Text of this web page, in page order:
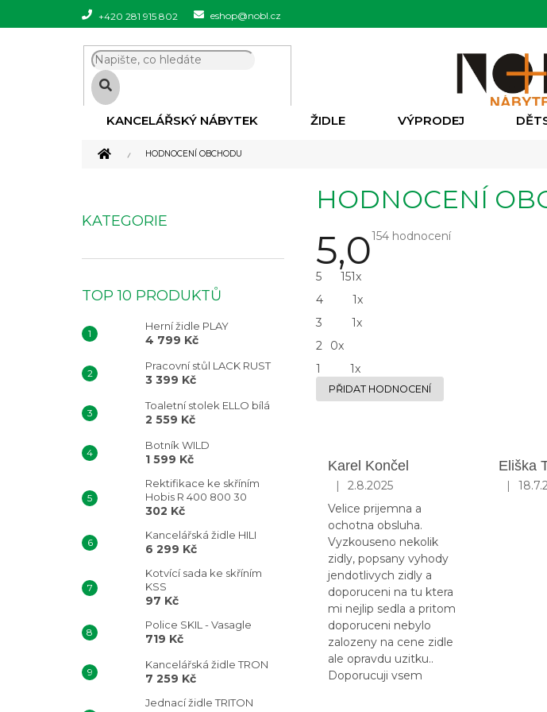
+420 281 915 802 eshop@nobl.cz
KANCELÁŘSKÝ NÁBYTEK ŽIDLE VÝPRODEJ
DOMŮ HODNOCENÍ OBCHODU
kategorie
KATEGORIE
TOP 10 PRODUKTŮ
Herní židle PLAY
4 799 Kč
Pracovní stůl LACK RUST
3 399 Kč
Toaletní stolek ELLO bílá
2 559 Kč
Botník WILD
1 599 Kč
Rektifikace ke skříním
Hobis R 400 800 30
302 Kč
Kancelářská židle HILI
6 299 Kč
Kotvící sada ke skříním
KSS
97 Kč
Police SKIL - Vasagle
719 Kč
Kancelářská židle TRON
7 259 Kč
Jednací židle TRITON
HODNOCENÍ
5,0Průměrné
154 hodnocení
5
151x
4
1x
3
1x
2
0x
1
1x
PŘIDAT HODNOCENÍ
Karel Končel
Hodnocení obchodu je 5 z 5 hvězdiček.
|
2.8.2025
Velice prijemna a
ochotna obsluha.
Vyzkouseno nekolik
zidly, popsany vyhody
jendotlivych zidly a
doporuceni na tu ktera
mi nejlip sedla a pritom
doporuceni nebylo
zalozeny na cene zidle
ale opravdu uzitku..
Doporucuji vsem
Eliška
|